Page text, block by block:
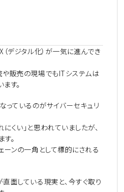
デジタル化）が一気に進んでき
や販売の現場でもITシステムは
す。
っているのがサイバーセキュリ
くい」と思われていましたが、
。
ーンの一角として標的にされる
面している現実と、今すぐ取り